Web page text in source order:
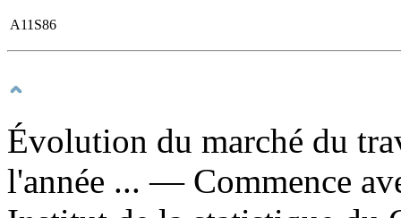
A11S86
Évolution du marché du
l'année ... — Commence